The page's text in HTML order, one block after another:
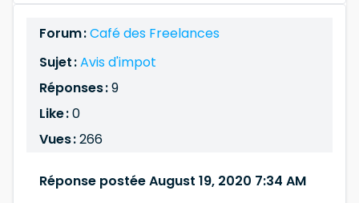
Forum :Café des Freelances
Sujet :Avis d'impot
Réponses :9
Like :0
Vues :266
Réponse postée August 19, 2020 7:34 AM